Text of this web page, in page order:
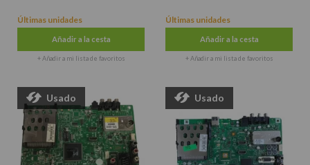
Últimas unidades
Añadir a la cesta
+ Añadir a mi lista de favoritos
Últimas unidades
Añadir a la cesta
+ Añadir a mi lista de favoritos
Usado Usado